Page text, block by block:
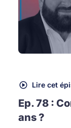
Lire cet
Ep. 78 :
ans ?